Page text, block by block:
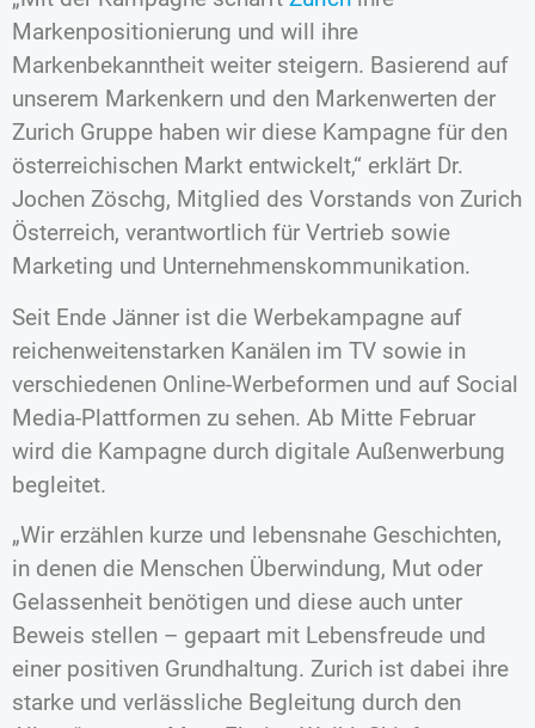
Markenpositionierung und will ihre
Markenbekanntheit weiter steigern. Basierend auf
unserem Markenkern und den Markenwerten der
Zurich Gruppe haben wir diese Kampagne für den
österreichischen Markt entwickelt,“ erklärt Dr.
Jochen Zöschg, Mitglied des Vorstands von Zurich
Österreich, verantwortlich für Vertrieb sowie
Marketing und Unternehmenskommunikation.
Seit Ende Jänner ist die Werbekampagne auf
reichenweitenstarken Kanälen im TV sowie in
verschiedenen Online-Werbeformen und auf Social
Media-Plattformen zu sehen. Ab Mitte Februar
wird die Kampagne durch digitale Außenwerbung
begleitet.
„Wir erzählen kurze und lebensnahe Geschichten,
in denen die Menschen Überwindung, Mut oder
Gelassenheit benötigen und diese auch unter
Beweis stellen – gepaart mit Lebensfreude und
einer positiven Grundhaltung. Zurich ist dabei ihre
starke und verlässliche Begleitung durch den